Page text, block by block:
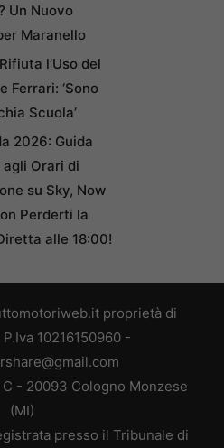
Un Nuovo
Maranello
l’Uso del
Ferrari: ‘Sono
Scuola’
2026: Guida
Orari di
su Sky, Now
Perderti la
alle 18:00!
proprietà di
10216150960 -
C - 20093 Cologno Monzese
(MI)
presso il Tribunale di